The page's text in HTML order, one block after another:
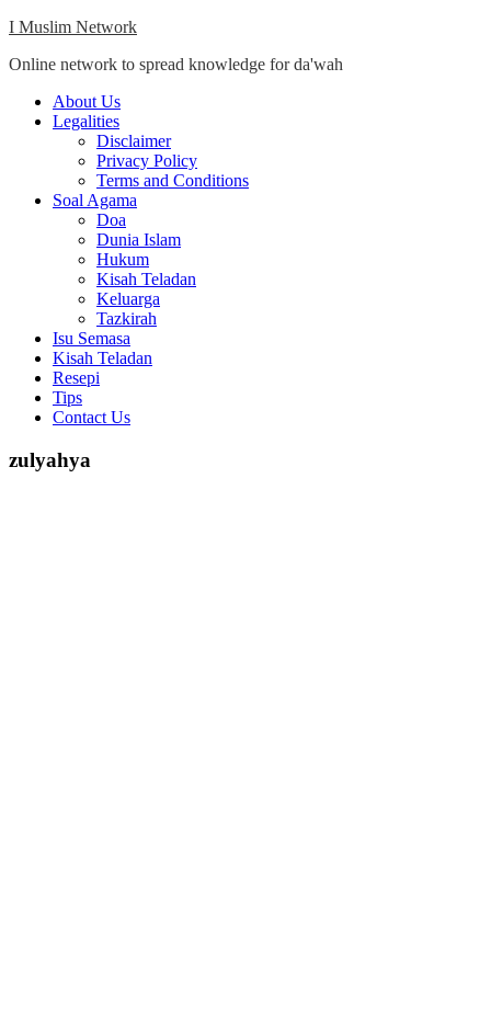
Skip
content
I Muslim Network
Online network to spread knowledge for da'wah
Close
Menu
About Us
Legalities
Disclaimer
Privacy Policy
Terms and Conditions
Soal Agama
Doa
Dunia Islam
Hukum
Kisah Teladan
Keluarga
Tazkirah
Isu Semasa
Kisah Teladan
Resepi
Tips
Contact Us
zulyahya